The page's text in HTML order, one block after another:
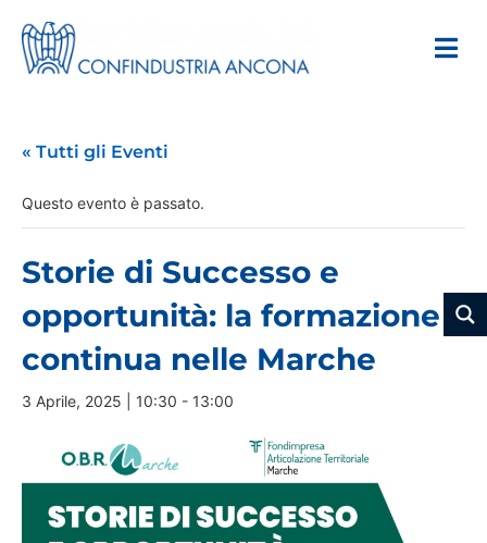
« Tutti gli Eventi
Questo evento è passato.
Storie di Successo e
opportunità: la formazione
continua nelle Marche
3 Aprile, 2025 | 10:30 - 13:00